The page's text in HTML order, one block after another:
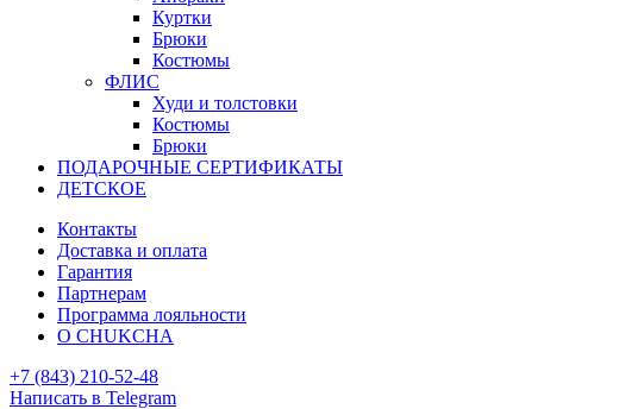
Куртки
Брюки
Костюмы
ФЛИС
Худи и толстовки
Костюмы
Брюки
ПОДАРОЧНЫЕ СЕРТИФИКАТЫ
ДЕТСКОЕ
Контакты
Доставка и оплата
Гарантия
Партнерам
Программа лояльности
О CHUKCHA
+7 (843) 210-52-48
Написать в Telegram